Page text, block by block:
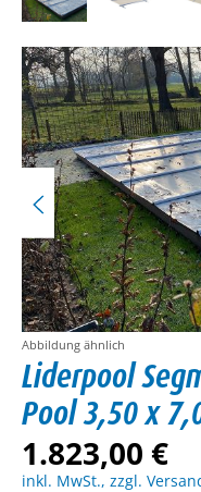
Abbildung ähnlich
Liderpool
Pool 3,50 x
1.823,00 €
inkl. MwSt., zzgl.